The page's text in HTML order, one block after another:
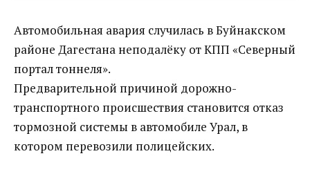
Автомобильная авария случилась в Буйнакском
районе Дагестана неподалёку от КПП «Северный
портал тоннеля».
Предварительной причиной дорожно-
транспортного происшествия становится отказ
тормозной системы в автомобиле Урал, в
котором перевозили полицейских.